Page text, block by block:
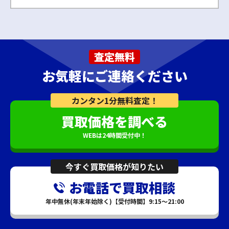
査定無料
お気軽にご連絡ください
カンタン1分無料査定！
買取価格を調べる
WEBは24時間受付中！
今すぐ買取価格が知りたい
お電話で買取相談
年中無休(年末年始除く)【受付時間】9:15～21:00